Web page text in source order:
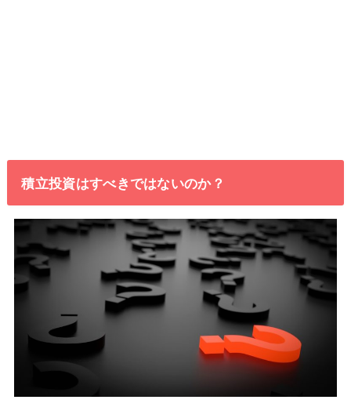
積立投資はすべきではないのか？